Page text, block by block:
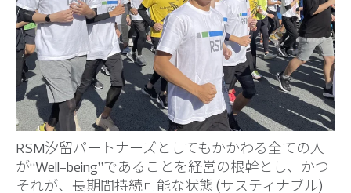
RSM汐留パートナーズとしてもかかわる全ての人
が“Well-being”であることを経営の根幹とし、かつ
それが、長期間持続可能な状態 (サスティナブル)